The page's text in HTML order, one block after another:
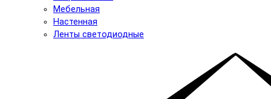
Мебельная
Настенная
Ленты светодиодные